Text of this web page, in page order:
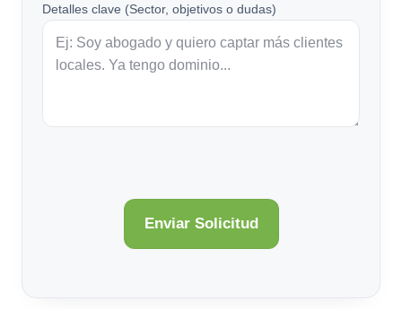
Detalles clave (Sector, objetivos o dudas)